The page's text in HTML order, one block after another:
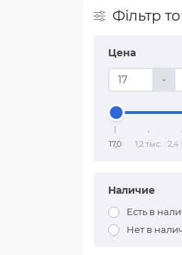
Фільтр
Цена
-
17,0 1,2 тыс. 2,4
Наличие
Есть в
Нет в